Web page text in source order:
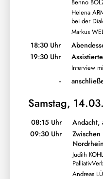
Benno
Helena
bei der
Markus
18:30 Uhr
19:30 Uhr
Interview
-
Samstag,
08:15 Uhr
Andacht,
09:30 Uhr
Judith
Andreas